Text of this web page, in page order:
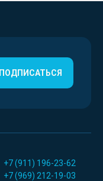
ПОДПИСАТЬСЯ
+7 (911) 196-23-62
+7 (969) 212-19-03